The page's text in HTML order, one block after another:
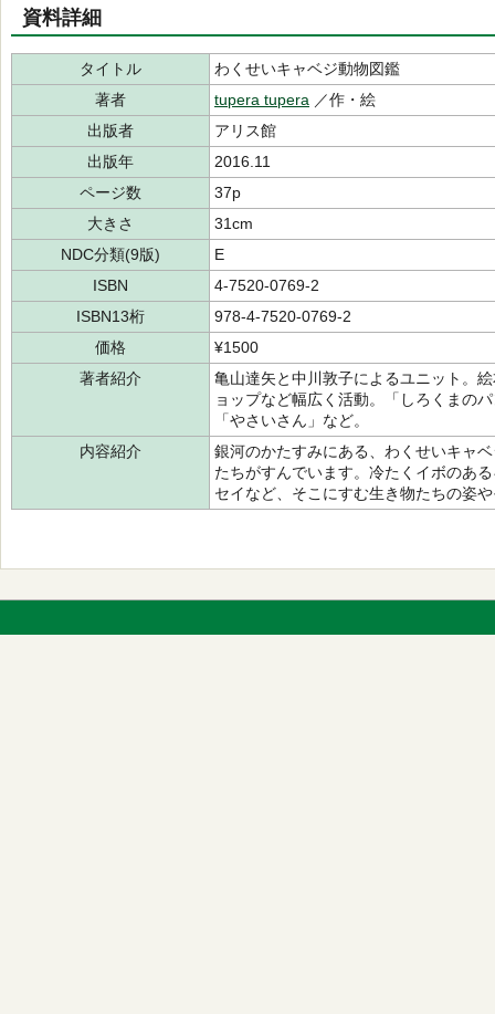
資料詳細
タイトル
わくせいキャベジ動物図鑑
著者
tupera tupera ／作・絵
出版者
アリス館
出版年
2016.11
ページ数
37p
大きさ
31cm
NDC分類(9版)
E
ISBN
4-7520-0769-2
ISBN13桁
978-4-7520-0769-2
価格
¥1500
著者紹介
亀山達矢と中川敦子によるユニット。
ョップなど幅広く活動。「しろくまの
「やさいさん」など。
内容紹介
銀河のかたすみにある、わくせいキャ
たちがすんでいます。冷たくイボのあ
セイなど、そこにすむ生き物たちの姿